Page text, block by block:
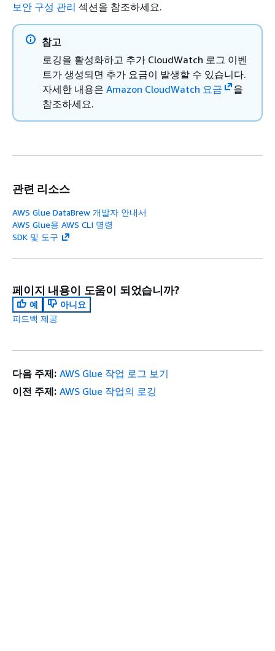
보안 구성 관리 섹션을 참조하세요.
참고
로깅을 활성화하고 추가 CloudWatch 로그 이벤
트가 생성되면 추가 요금이 발생할 수 있습니다.
자세한 내용은 Amazon CloudWatch 요금
을
참조하세요.
관련 리소스
AWS Glue DataBrew 개발자 안내서
AWS Glue용 AWS CLI 명령
SDK 및 도구
페이지 내용이 도움이 되었습니까?
예
아니요
피드백 제공
다음 주제: AWS Glue 작업 로그 보기
이전 주제: AWS Glue 작업의 로깅